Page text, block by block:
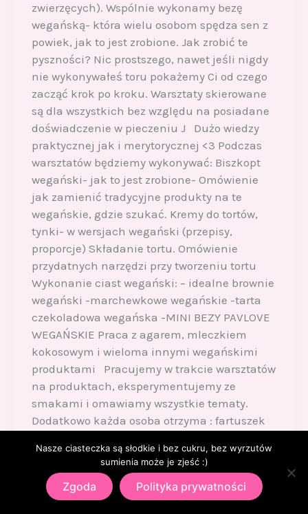
zwierzęcych). Wspólnie wykonamy bezę
wegańską- która wielu osobom spędza sen z
powiek, jak to jest zrobione. Jak zrobić te
pyszności? Nic prostszego, nawet jeśli nigdy
nie wykonywałeś toru pokażemy Ci od czego
zacząć krok po kroku. Warsztaty skierowane
są dla wszystkich bez względu na posiadane
doświadczenie w pieczeniu J Dużo wiedzy
praktycznej jak i merytorycznej <3 Podczas
warsztatów będziemy wykonywać: Biszkopt
wegański- jak to jest zrobione- Omówienie
jak zamienić tradycyjne produkty na te
wegańskie, gdzie szukać. Kremy do tortów,
tynki- w wersjach wegański (przepisy,
proporcje) Składanie tortu. Omówienie
przydatnych narzędzi przy tworzeniu tortu
Wykonanie ciast wegański: – idealne brownie
wegański -marchewkowe wegańskie -tarta
czekoladowa wegańska -MINI BEZY PAVLOVE
WEGAŃSKIE Praca z agarem, mleczkiem
kokosowym i wieloma innymi wegańskimi
produktami Pracujemy w trakcie warsztatów
na produktach, eksperymentujemy ze
smakami i omawiamy wszystkie tematy.
Dodatkowo każda osoba otrzyma : fartuszek
przepisami teczkę i długopis a to wszystko
zabierze ze sobą do domu 🙂 Prowadząca:
Anna Samsel Założycielka firmy WypiekAna i
Nasze ciasteczka są słodkie i bez cukru, bez wyrzutów
sumienia może je zjeść :)
Zgoda Polityka prywatności